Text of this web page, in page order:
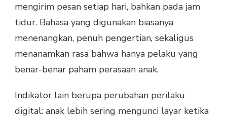
mengirim pesan setiap hari, bahkan pada jam
tidur. Bahasa yang digunakan biasanya
menenangkan, penuh pengertian, sekaligus
menanamkan rasa bahwa hanya pelaku yang
benar-benar paham perasaan anak.
Indikator lain berupa perubahan perilaku
digital: anak lebih sering mengunci layar ketika